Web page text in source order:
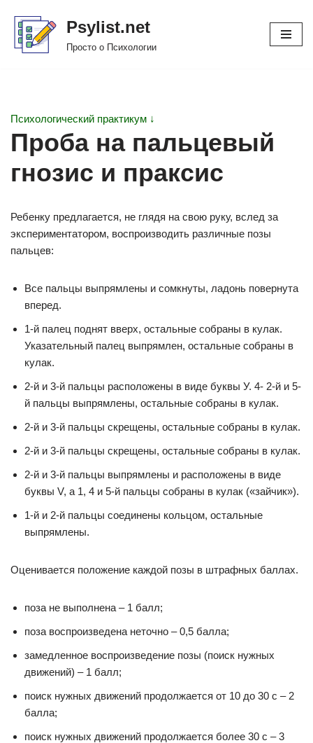
Перейти
Psylist.net
Просто о Психологии
Психологический практикум ↓
Проба на пальцевый
гнозис и праксис
Ребенку предлагается, не глядя на свою руку, вслед за
экспериментатором, воспроизводить различные позы
пальцев:
Все пальцы выпрямлены и сомкнуты, ладонь повернута
вперед.
1-й палец поднят вверх, остальные собраны в кулак.
Указательный палец выпрямлен, остальные собраны в
кулак.
2-й и 3-й пальцы расположены в виде буквы У. 4- 2-й и 5-
й пальцы выпрямлены, остальные собраны в кулак.
2-й и 3-й пальцы скрещены, остальные собраны в кулак.
2-й и 3-й пальцы скрещены, остальные собраны в кулак.
2-й и 3-й пальцы выпрямлены и расположены в виде
буквы V, а 1, 4 и 5-й пальцы собраны в кулак («зайчик»).
1-й и 2-й пальцы соединены кольцом, остальные
выпрямлены.
Оценивается положение каждой позы в штрафных баллах.
поза не выполнена – 1 балл;
поза воспроизведена неточно – 0,5 балла;
замедленное воспроизведение позы (поиск нужных
движений) – 1 балл;
поиск нужных движений продолжается от 10 до 30 с – 2
балла;
поиск нужных движений продолжается более 30 с – 3